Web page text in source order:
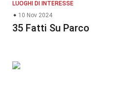
LUOGHI DI INTERESSE
10 Nov 2024
35 Fatti Su Parco